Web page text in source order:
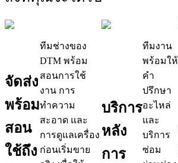
จัดส่ง
พร้อม
สอน
ใช้ถึง
ทีมช่างของ
DTM พร้อม
สอนการใช้
งาน การ
ทำความ
สะอาด และ
การดูแลเครื่อง
ก่อนเริ่มขาย
บริการ
หลัง
การ
ทีมงาน
พร้อมให้
คำ
ปรึกษา
อะไหล่
และ
บริการ
ซ่อม